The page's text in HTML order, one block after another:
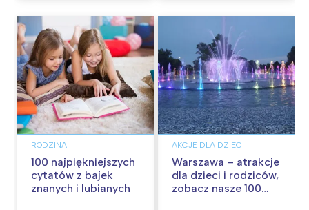
RODZINA
100 najpiękniejszych
cytatów z bajek
znanych i lubianych
AKCJE DLA DZIECI
Warszawa – atrakcje
dla dzieci i rodziców,
zobacz nasze 100